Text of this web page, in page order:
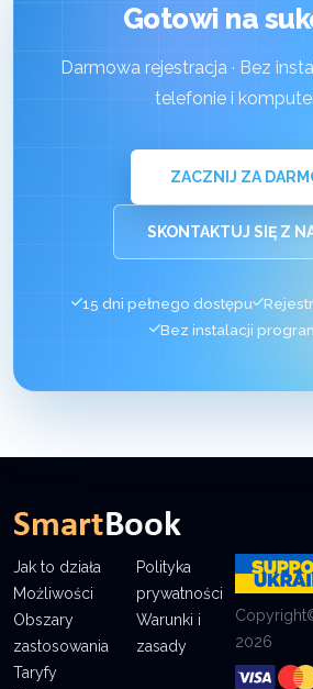
Gotowi na
Darmowa rejestracja · Bez
telefonie i
ZACZNIJ ZA
SKONTAKTUJ SIĘ Z
15 dni pełnego dostępu
Bez instalacji
Jak to działa
Możliwości
Obszary
zastosowania
Taryfy
Polityka
prywatności
Warunki i
zasady
2026